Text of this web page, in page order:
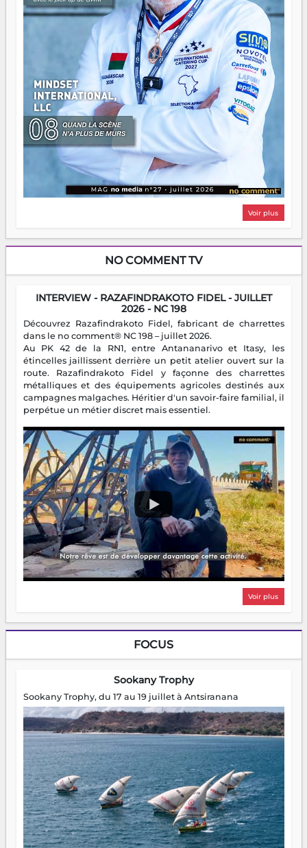
Voir plus
NO COMMENT TV
INTERVIEW - RAZAFINDRAKOTO FIDEL - JUILLET
2026 - NC 198
Découvrez Razafindrakoto Fidel, fabricant de charrettes
dans le no comment® NC 198 – juillet 2026.
Au PK 42 de la RN1, entre Antananarivo et Itasy, les
étincelles jaillissent derrière un petit atelier ouvert sur la
route. Razafindrakoto Fidel y façonne des charrettes
métalliques et des équipements agricoles destinés aux
campagnes malgaches. Héritier d'un savoir-faire familial, il
perpétue un métier discret mais essentiel.
Voir plus
FOCUS
Sookany Trophy
Sookany Trophy, du 17 au 19 juillet à Antsiranana